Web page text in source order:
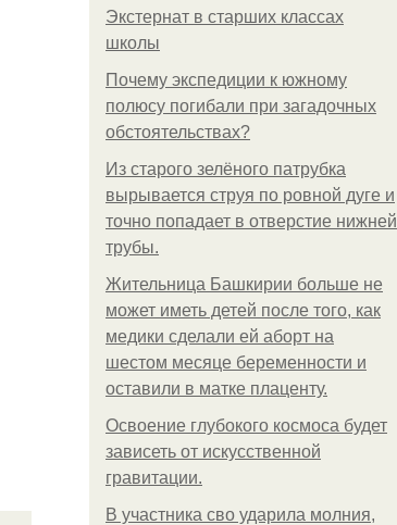
Экстернат в старших классах
школы
Почему экспедиции к южному
полюсу погибали при загадочных
обстоятельствах?
Из старого зелёного патрубка
вырывается струя по ровной дуге и
точно попадает в отверстие нижней
трубы.
Жительница Башкирии больше не
может иметь детей после того, как
медики сделали ей аборт на
шестом месяце беременности и
оставили в матке плаценту.
Освоение глубокого космоса будет
зависеть от искусственной
гравитации.
В участника сво ударила молния,